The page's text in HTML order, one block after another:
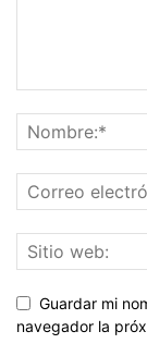
Guardar mi
navegador la